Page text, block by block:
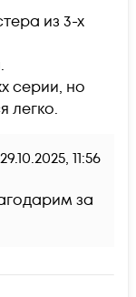
из 3-х
серии, но
легко.
29.10.2025, 11:56
за